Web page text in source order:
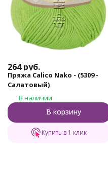
264 руб.
Пряжа Calico Nako - (5309 -
Салатовый)
В наличии
В корзину
Купить в 1 клик